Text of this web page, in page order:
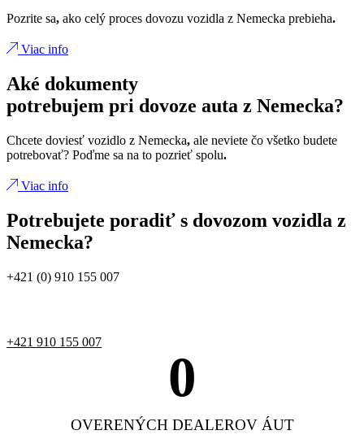
Pozrite sa, ako celý proces dovozu vozidla z Nemecka prebieha.
Viac info
Aké dokumenty
potrebujem pri dovoze auta z Nemecka?
Chcete doviesť vozidlo z Nemecka, ale neviete čo všetko budete
potrebovať? Poďme sa na to pozrieť spolu.
Viac info
Potrebujete poradiť s dovozom vozidla z
Nemecka?
+421 (0) 910 155 007
+421 910 155 007
OVERENÝCH DEALEROV ÁUT
0